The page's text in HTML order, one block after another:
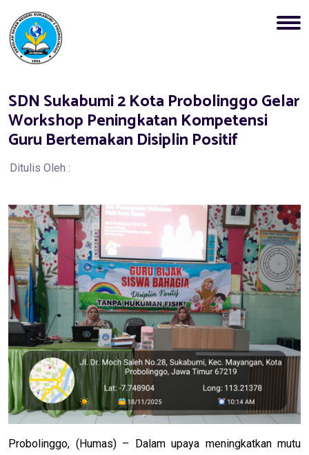
SDN Sukabumi 2 Kota Probolinggo Gelar
Workshop Peningkatan Kompetensi
Guru Bertemakan Disiplin Positif
Ditulis Oleh :
Probolinggo, (Humas) – Dalam upaya meningkatkan mutu